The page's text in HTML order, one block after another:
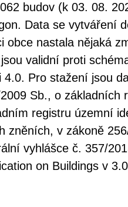
budov (k 03. 08.
Data se vytváření
obce nastala nějaká
validní proti
4.0. Pro stažení jsou
Sb., o základních
registru územní
zněních, v zákoně
vyhlášce č. 357/
on Buildings v